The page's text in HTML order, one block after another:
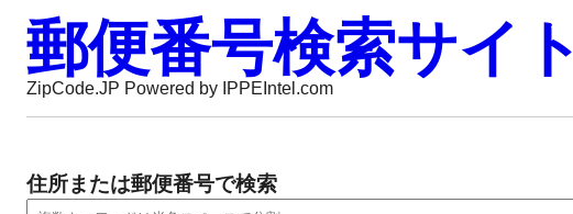
郵便番号検索サイト
ZipCode.JP Powered by IPPEIntel.com
住所または郵便番号で検索